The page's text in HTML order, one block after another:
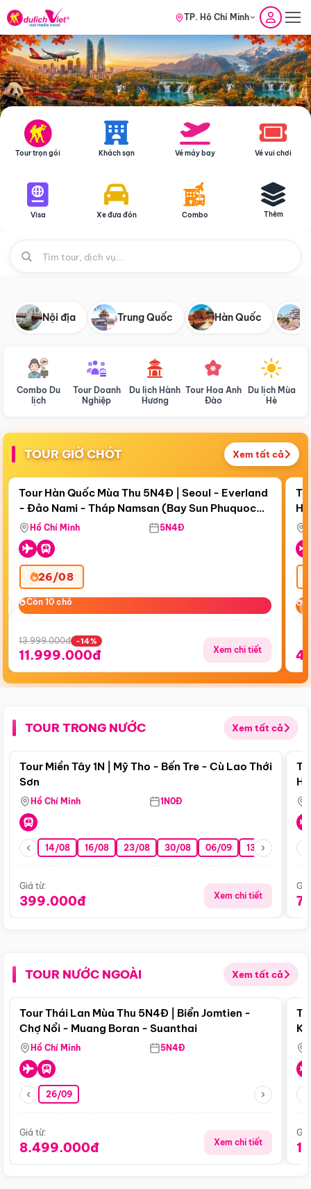
TP. Hồ Chí Minh
Tour trọn gói Khách sạn Vé máy bay Vé vui chơi
Visa Xe đưa đón Combo Thêm
Nội địa Trung Quốc Hàn Quốc
Combo Du
lịch
Tour Doanh
Nghiệp
Du lịch Hành
Hương
Tour Hoa Anh
Đào
Du lịch Mùa
Hè
TOUR GIỜ CHÓT Xem tất cả
Còn19 ngày 03:26:31
Điểm nổi bật
Tour Hàn Quốc Mùa Thu 5N4Đ | Seoul - Everland
- Đảo Nami - Tháp Namsan (Bay Sun Phuquoc
Airways)
Hồ Chí Minh 5N4Đ
26/08
Còn 10 chỗ
Còn 10 chỗ
13.999.000đ -14%
11.999.000đ Xem chi tiết
TOUR TRONG NƯỚC Xem tất cả
Điểm nổi bật
Tour Miền Tây 1N | Mỹ Tho - Bến Tre - Cù Lao Thới
Sơn
Hồ Chí Minh 1N0Đ
14/08 16/08 23/08 30/08 06/09 13/09 20/09
Giá từ:
399.000đ Xem chi tiết
TOUR NƯỚC NGOÀI Xem tất cả
Điểm nổi bật
Tour Thái Lan Mùa Thu 5N4Đ | Biển Jomtien -
Chợ Nổi - Muang Boran - Suanthai
Hồ Chí Minh 5N4Đ
26/09
Giá từ:
8.499.000đ Xem chi tiết